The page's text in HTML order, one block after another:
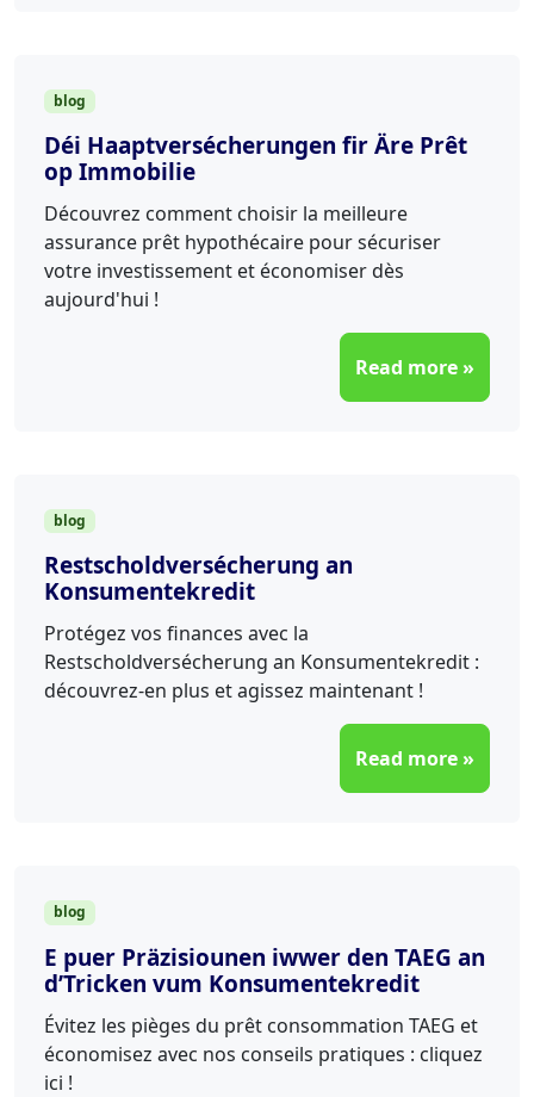
blog
Déi Haaptversécherungen fir Äre Prêt
op Immobilie
Découvrez comment choisir la meilleure
assurance prêt hypothécaire pour sécuriser
votre investissement et économiser dès
aujourd'hui !
Read more »
blog
Restscholdversécherung an
Konsumentekredit
Protégez vos finances avec la
Restscholdversécherung an Konsumentekredit :
découvrez-en plus et agissez maintenant !
Read more »
blog
E puer Präzisiounen iwwer den TAEG an
d’Tricken vum Konsumentekredit
Évitez les pièges du prêt consommation TAEG et
économisez avec nos conseils pratiques : cliquez
ici !